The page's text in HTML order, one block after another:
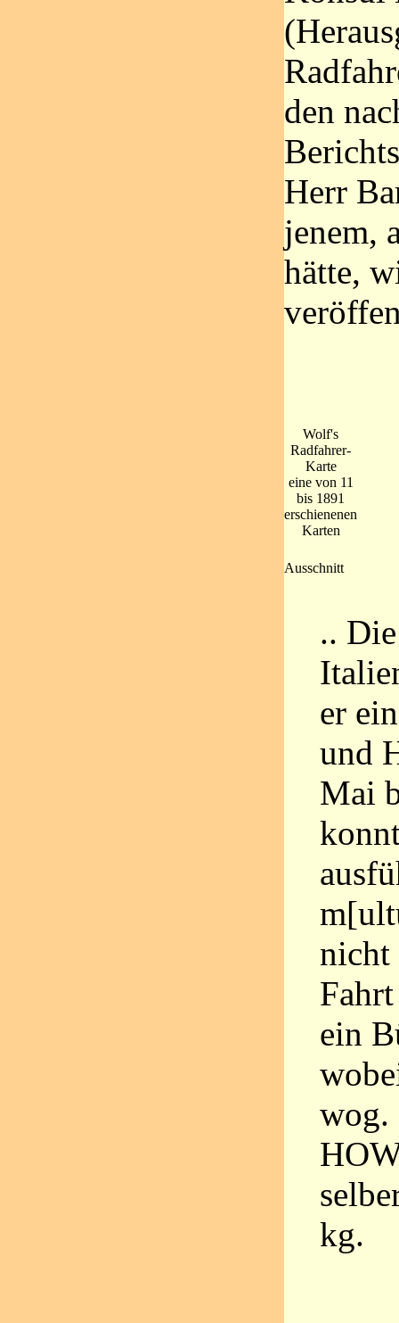
den
Herr
jenem,
hätte,
Wolf's
Radfahrer-
Karte
eine von 11
bis 1891
erschienenen
Karten
Ausschnitt
..
er
und
Mai
nicht
ein
wog.
kg.